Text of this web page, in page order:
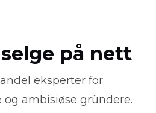
på nett
eksperter for
ambisiøse gründere.